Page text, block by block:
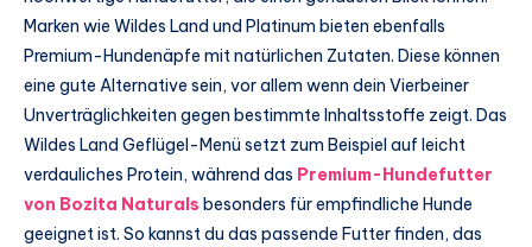
Marken wie Wildes Land und Platinum bieten ebenfalls
Premium-Hundenäpfe mit natürlichen Zutaten. Diese können
eine gute Alternative sein, vor allem wenn dein Vierbeiner
Unverträglichkeiten gegen bestimmte Inhaltsstoffe zeigt. Das
Wildes Land Geflügel-Menü setzt zum Beispiel auf leicht
verdauliches Protein, während das Premium-Hundefutter
von Bozita Naturals besonders für empfindliche Hunde
geeignet ist. So kannst du das passende Futter finden, das